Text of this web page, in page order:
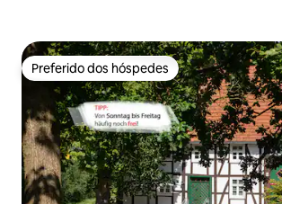
Preferido dos hóspedes
Preferido dos hóspedes